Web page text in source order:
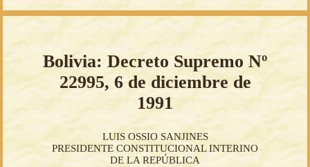
Bolivia: Decreto Supremo Nº
22995, 6 de diciembre de
1991
LUIS OSSIO SANJINES
PRESIDENTE CONSTITUCIONAL INTERINO
DE LA REPÚBLICA